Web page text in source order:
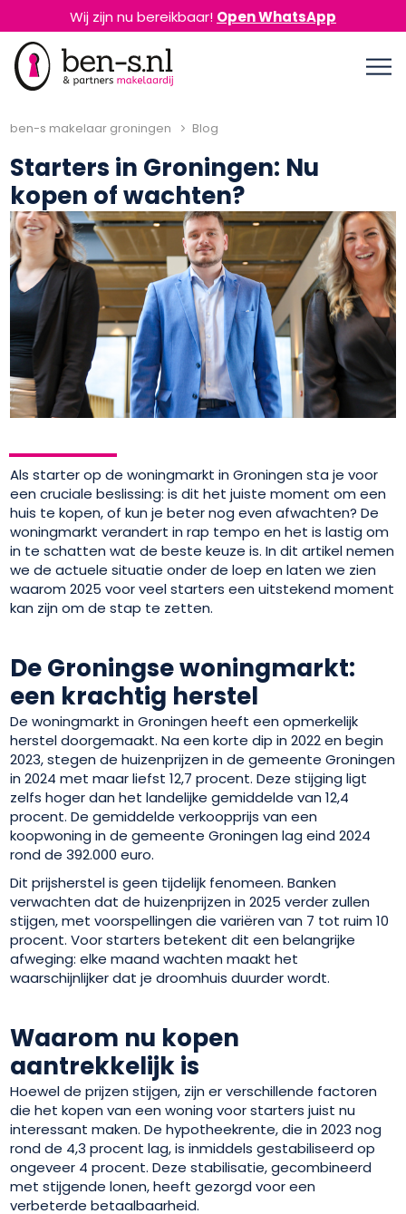
Wij zijn nu bereikbaar! Open WhatsApp
ben-s makelaar groningen Blog
Starters in Groningen: Nu
kopen of wachten?
Als starter op de woningmarkt in Groningen sta je voor
een cruciale beslissing: is dit het juiste moment om een
huis te kopen, of kun je beter nog even afwachten? De
woningmarkt verandert in rap tempo en het is lastig om
in te schatten wat de beste keuze is. In dit artikel nemen
we de actuele situatie onder de loep en laten we zien
waarom 2025 voor veel starters een uitstekend moment
kan zijn om de stap te zetten.
De Groningse woningmarkt:
een krachtig herstel
De woningmarkt in Groningen heeft een opmerkelijk
herstel doorgemaakt. Na een korte dip in 2022 en begin
2023, stegen de huizenprijzen in de gemeente Groningen
in 2024 met maar liefst 12,7 procent. Deze stijging ligt
zelfs hoger dan het landelijke gemiddelde van 12,4
procent. De gemiddelde verkoopprijs van een
koopwoning in de gemeente Groningen lag eind 2024
rond de 392.000 euro.
Dit prijsherstel is geen tijdelijk fenomeen. Banken
verwachten dat de huizenprijzen in 2025 verder zullen
stijgen, met voorspellingen die variëren van 7 tot ruim 10
procent. Voor starters betekent dit een belangrijke
afweging: elke maand wachten maakt het
waarschijnlijker dat je droomhuis duurder wordt.
Waarom nu kopen
aantrekkelijk is
Hoewel de prijzen stijgen, zijn er verschillende factoren
die het kopen van een woning voor starters juist nu
interessant maken. De hypotheekrente, die in 2023 nog
rond de 4,3 procent lag, is inmiddels gestabiliseerd op
ongeveer 4 procent. Deze stabilisatie, gecombineerd
met stijgende lonen, heeft gezorgd voor een
verbeterde betaalbaarheid.